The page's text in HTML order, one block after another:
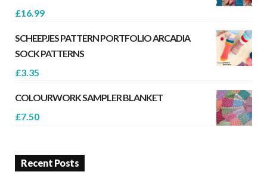
£16.99
SCHEEPJES PATTERN PORTFOLIO ARCADIA
SOCK PATTERNS
£3.35
COLOURWORK SAMPLER BLANKET
£7.50
Recent Posts